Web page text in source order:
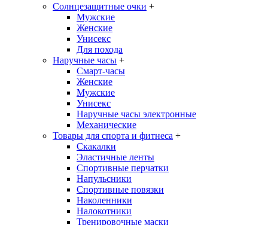
Солнцезащитные очки +
Мужские
Женские
Унисекс
Для похода
Наручные часы +
Смарт-часы
Женские
Мужские
Унисекс
Наручные часы электронные
Механические
Товары для спорта и фитнеса +
Скакалки
Эластичные ленты
Спортивные перчатки
Напульсники
Спортивные повязки
Наколенники
Налокотники
Тренировочные маски